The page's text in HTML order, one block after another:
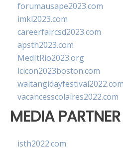
forumausape2023.com
imkl2023.com
careerfaircsd2023.com
apsth2023.com
MedItRio2023.org
lcicon2023boston.com
waitangidayfestival2022.com
vacancesscolaires2022.com
MEDIA
isth2022.com